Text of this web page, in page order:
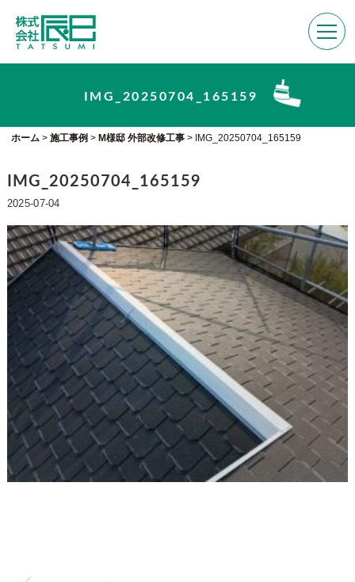
IMG_20250704_165159
ホーム> 施工事例 > M様邸 外部改修工事> IMG_20250704_165159
IMG_20250704_165159
2025-07-04